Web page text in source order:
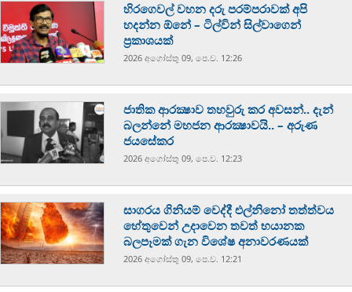
හිරගෙවල් වහන දරු පරම්පරාවක් අපි
හදන්න ඕනේ – ටිල්වින් සිල්වාගෙන්
ප්‍රකාශයක්
2026 අගෝස්‍තු 09, පෙ.ව. 12:26
ජාතික ආරක්‍ෂාව තහවුරු කර අවසන්.. දැන්
බලන්නේ මහජන ආරක්‍ෂාවයි.. – අරුණ
ජයසේකර
2026 අගෝස්‍තු 09, පෙ.ව. 12:23
සාගරය ගිනියම් වෙද්දී එල්නිනෝ තත්ත්වය
හේතුවෙන් උදාවෙන තවත් භයානක
බලපෑමක් ගැන විශේෂ අනාවරණයක්
2026 අගෝස්‍තු 09, පෙ.ව. 12:21